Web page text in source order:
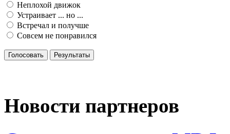
Неплохой движок
Устраивает ... но ...
Встречал и получше
Совсем не понравился
Голосовать Результаты
Новости партнеров